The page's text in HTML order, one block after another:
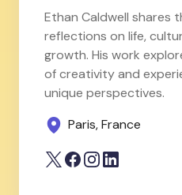
Ethan Caldwell shares
reflections on life,
growth. His work
of creativity and
unique perspectives.
Paris, France